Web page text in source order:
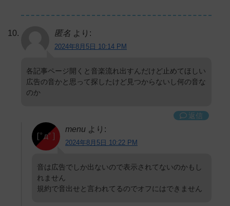
匿名 より:
2024年8月5日 10:14 PM
各記事ページ開くと音楽流れ出すんだけど止めてほしい
広告の音かと思って探したけど見つからないし何の音な
のか
返信
menu より:
2024年8月5日 10:22 PM
音は広告でしか出ないので表示されてないのかもし
れません
規約で音出せと言われてるのでオフにはできません